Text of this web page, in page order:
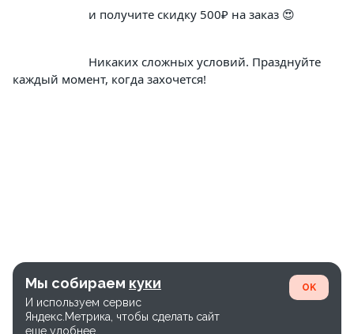
			и получите скидку 500₽ на заказ 😍
каждый момент, когда захочется!
Мы собираем куки
И используем сервис
Яндекс.Метрика, чтобы сделать сайт
еще удобнее.
OK